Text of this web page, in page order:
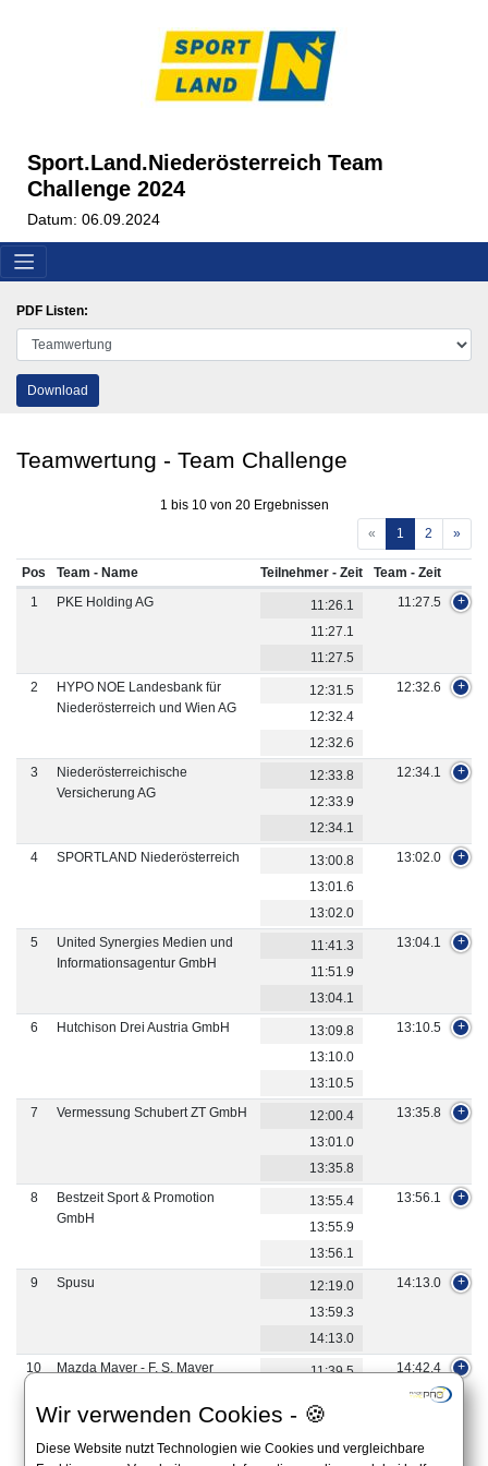
Wir verwenden Cookies - 🍪
Diese Website nutzt Technologien wie Cookies und vergleichbare
Sport.Land.Niederösterreich Team
Challenge 2024
Datum: 06.09.2024
PDF Listen:
Download
Teamwertung - Team Challenge
1 bis 10 von 20 Ergebnissen
«
1 2 »
Pos Team - Name Teilnehmer - Zeit
Team - Zeit
1
PKE Holding AG
11:26.1
11:27.1
11:27.5
11:27.5
2
HYPO NOE Landesbank für
Niederösterreich und Wien AG
12:31.5
12:32.4
12:32.6
12:32.6
3
Niederösterreichische
Versicherung AG
12:33.8
12:33.9
12:34.1
12:34.1
4 SPORTLAND Niederösterreich
13:00.8
13:01.6
13:02.0
13:02.0
5
United Synergies Medien und
Informationsagentur GmbH
11:41.3
11:51.9
13:04.1
13:04.1
6 Hutchison Drei Austria GmbH
13:09.8
13:10.0
13:10.5
13:10.5
7 Vermessung Schubert ZT GmbH
12:00.4
13:01.0
13:35.8
13:35.8
8
Bestzeit Sport & Promotion
GmbH
13:55.4
13:55.9
13:56.1
13:56.1
9 Spusu
12:19.0
13:59.3
14:13.0
14:13.0
10
Mazda Mayer - F. S. Mayer
11:39.5
14:42.4
14:42.4